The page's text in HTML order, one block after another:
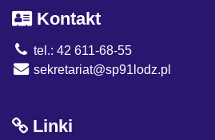
Kontakt
tel.: 42 611-68-55
sekretariat@sp91lodz.pl
Linki